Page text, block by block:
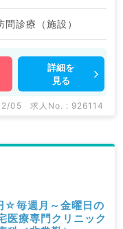
診療（施設）
詳細を
見る
05 求人No. : 926114
☆毎週月～金曜日の
医療専門クリニック